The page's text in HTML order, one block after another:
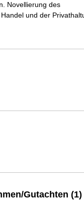
Novellierung des
und der
Gutachten (1)